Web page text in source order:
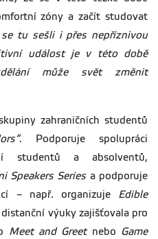
zóny a začít studovat
se tu sešli i přes nepříznivou
událost je v této době
může svět změnit
zahraničních studentů
. Podporuje spolupráci
studentů a absolventů,
Speakers Series a podporuje
– např. organizuje Edible
výuky zajišťovala pro
Meet and Greetnebo Game